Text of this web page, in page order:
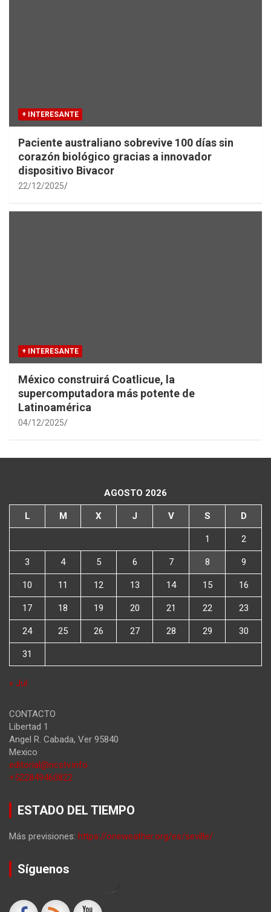
+ INTERESANTE
Paciente australiano sobrevive 100 días sin
corazón biológico gracias a innovador
dispositivo Bivacor
22/12/2025
+ INTERESANTE
México construirá Coatlicue, la
supercomputadora más potente de
Latinoamérica
04/12/2025
AGOSTO 2026
L M X J V S D
1 2
3 4 5 6 7 8 9
10 11 12 13 14 15 16
17 18 19 20 21 22 23
24 25 26 27 28 29 30
31
« Jul
CONTACTO
Libertad 1
Angel R. Cabada, Ver 95840
Mexico
editorial@ncstv.info
+522849460822
ESTADO DEL TIEMPO
Más previsiones: https://oneweather.org/es/seville/
Síguenos